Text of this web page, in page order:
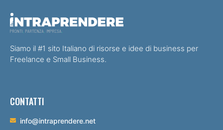
Siamo il #1 sito Italiano di risorse e idee di business per
Freelance e Small Business.
CONTATTI
info@intraprendere.net